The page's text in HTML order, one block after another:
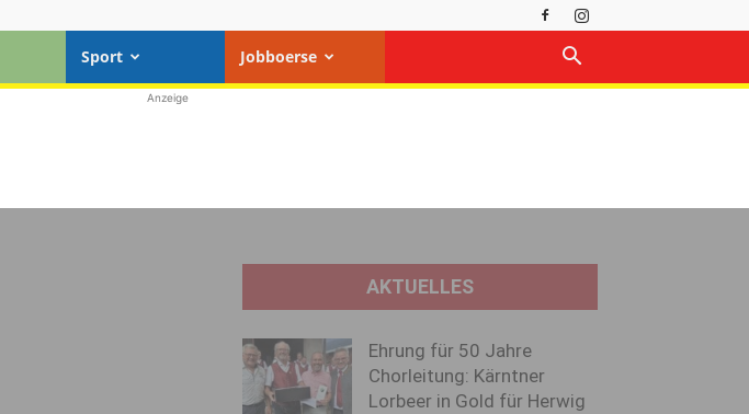
Sport Jobboerse
Anzeige
AKTUELLES
Ehrung für 50 Jahre
Chorleitung: Kärntner
Lorbeer in Gold für Herwig